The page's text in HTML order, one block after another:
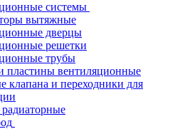
системы
вытяжные
дверцы
решетки
трубы
пластины вентиляционные
клапана и переходники для